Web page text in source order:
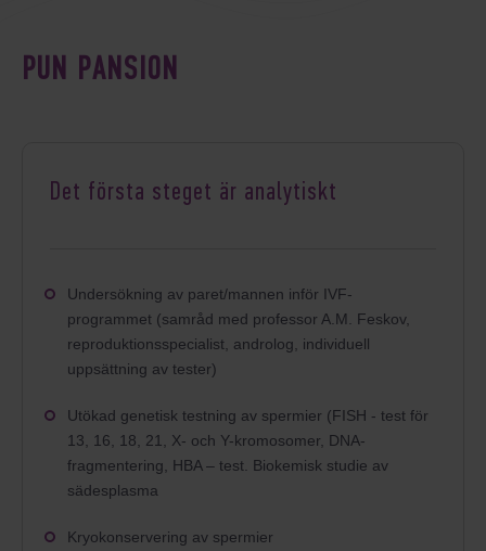
PUN PANSION
Det första steget är analytiskt
Undersökning av paret/mannen inför IVF-
programmet (samråd med professor A.M. Feskov,
reproduktionsspecialist, androlog, individuell
uppsättning av tester)
Utökad genetisk testning av spermier (FISH - test för
13, 16, 18, 21, X- och Y-kromosomer, DNA-
fragmentering, HBA – test. Biokemisk studie av
sädesplasma
Kryokonservering av spermier